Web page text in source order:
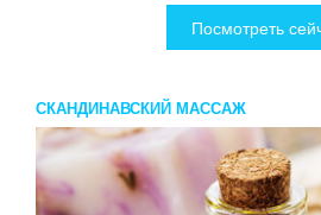
Посмотреть
СКАНДИНАВСКИЙ МАССАЖ